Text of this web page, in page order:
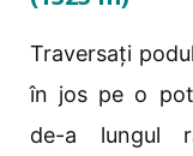
Traversați
în jos pe o
de-a lungul